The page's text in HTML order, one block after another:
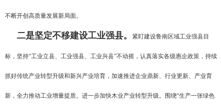
不断开创高质量发展新局面。
二是坚定不移建设工业强县。 紧盯建设鲁南区域工业强县目
标，坚持“工业立县、工业强县、工业兴县”不动摇，认真落实各级惠企政策，持续
抓好传统产业转型升级和新兴产业培育，加速推进企业鼎新、行业更新、产业育
新，全力推动工业增量提质。进一步加快木业产业转型升级。围绕“生产一张绿色